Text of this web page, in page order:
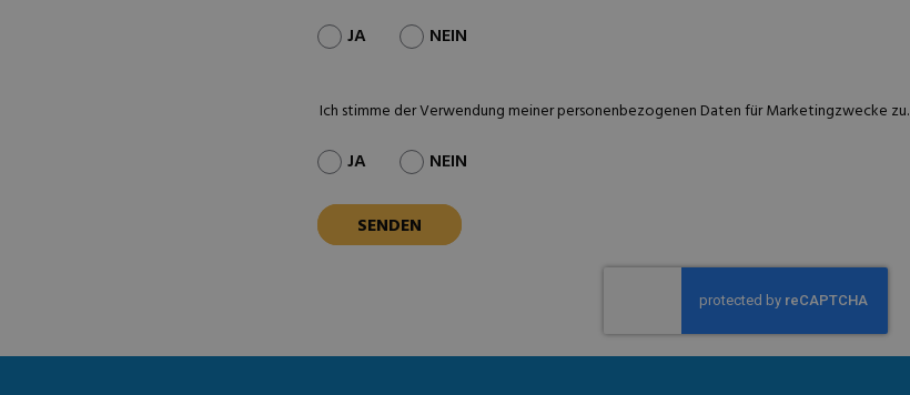
JA NEIN
Ich stimme der Verwendung meiner personenbezogenen Daten für Marketingzwecke zu.
JA NEIN